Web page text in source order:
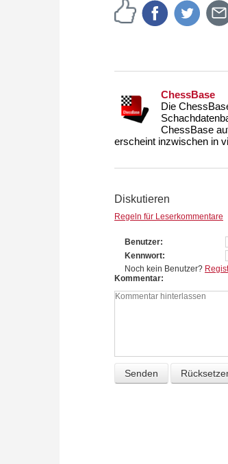
ChessBase
Die
ChessBase
erscheint inzwischen in
Diskutieren
Regeln für Leserkommentare
Benutzer
Kennwort
Noch kein Benutzer?
Kommentar